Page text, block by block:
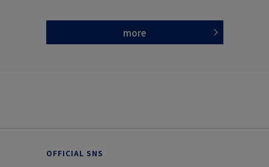
more
OFFICIAL SNS